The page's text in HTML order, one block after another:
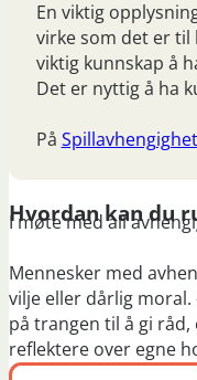
En viktig
virke som det er
viktig kunnskap å
Det er nyttig å ha
På
Hvordan kan du
I møte med all
Mennesker med
vilje eller dårlig moral.
på trangen til å gi
reflektere over egne